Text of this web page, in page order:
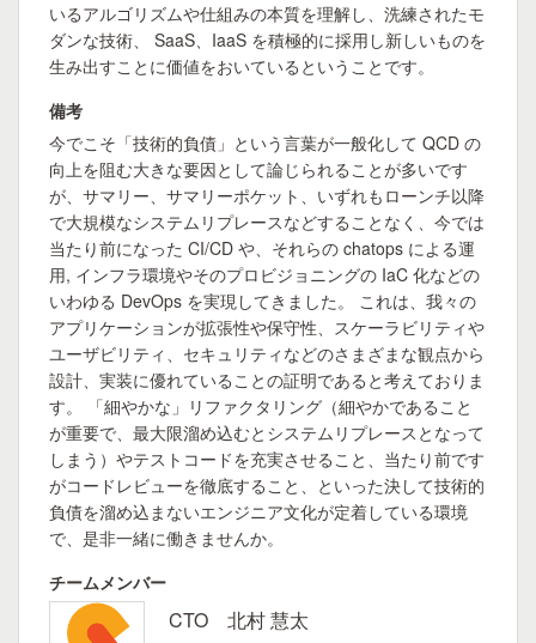
いるアルゴリズムや仕組みの本質を理解し、洗練されたモ
ダンな技術、 SaaS、IaaS を積極的に採用し新しいものを
生み出すことに価値をおいているということです。
備考
今でこそ「技術的負債」という言葉が一般化して QCD の
向上を阻む大きな要因として論じられることが多いです
が、サマリー、サマリーポケット、いずれもローンチ以降
で大規模なシステムリプレースなどすることなく、今では
当たり前になった CI/CD や、それらの chatops による運
用, インフラ環境やそのプロビジョニングの IaC 化などの
いわゆる DevOps を実現してきました。 これは、我々の
アプリケーションが拡張性や保守性、スケーラビリティや
ユーザビリティ、セキュリティなどのさまざまな観点から
設計、実装に優れていることの証明であると考えておりま
す。 「細やかな」リファクタリング（細やかであること
が重要で、最大限溜め込むとシステムリプレースとなって
しまう）やテストコードを充実させること、当たり前です
がコードレビューを徹底すること、といった決して技術的
負債を溜め込まないエンジニア文化が定着している環境
で、是非一緒に働きませんか。
チームメンバー
CTO 北村 慧太